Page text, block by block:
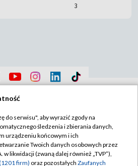
3
Sklep TVP
Biuro Reklamy
Oferta Handlowa
prywatności
Moje zgody
Biuro reklamy
do serwisu", aby wyrazić zgody na
śledzenia i zbierania danych,
urządzeniu końcowym i ich
Twoich danych osobowych przez
w likwidacji (zwaną dalej również „TVP”),
firm) oraz pozostałych Zaufanych